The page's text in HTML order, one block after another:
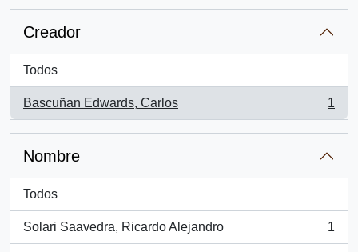
Creador
Todos
Bascuñan Edwards, Carlos
, 1 resultados
1
Nombre
Todos
Solari Saavedra, Ricardo Alejandro
, 1 resultados
1